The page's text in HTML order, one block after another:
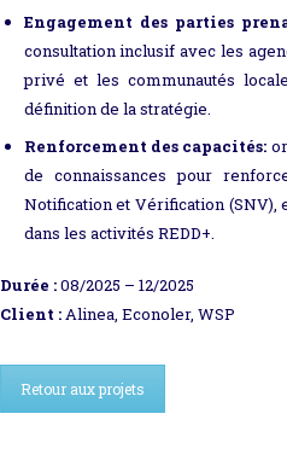
Engagement des parties
consultation inclusif avec les
privé et les communautés
définition de la stratégie.
Renforcement des capacités:
de connaissances pour
Notification et Vérification (SNV),
dans les activités REDD+.
Durée :08/2025 – 12/2025
Client :Alinea, Econoler, WSP
Retour aux projets